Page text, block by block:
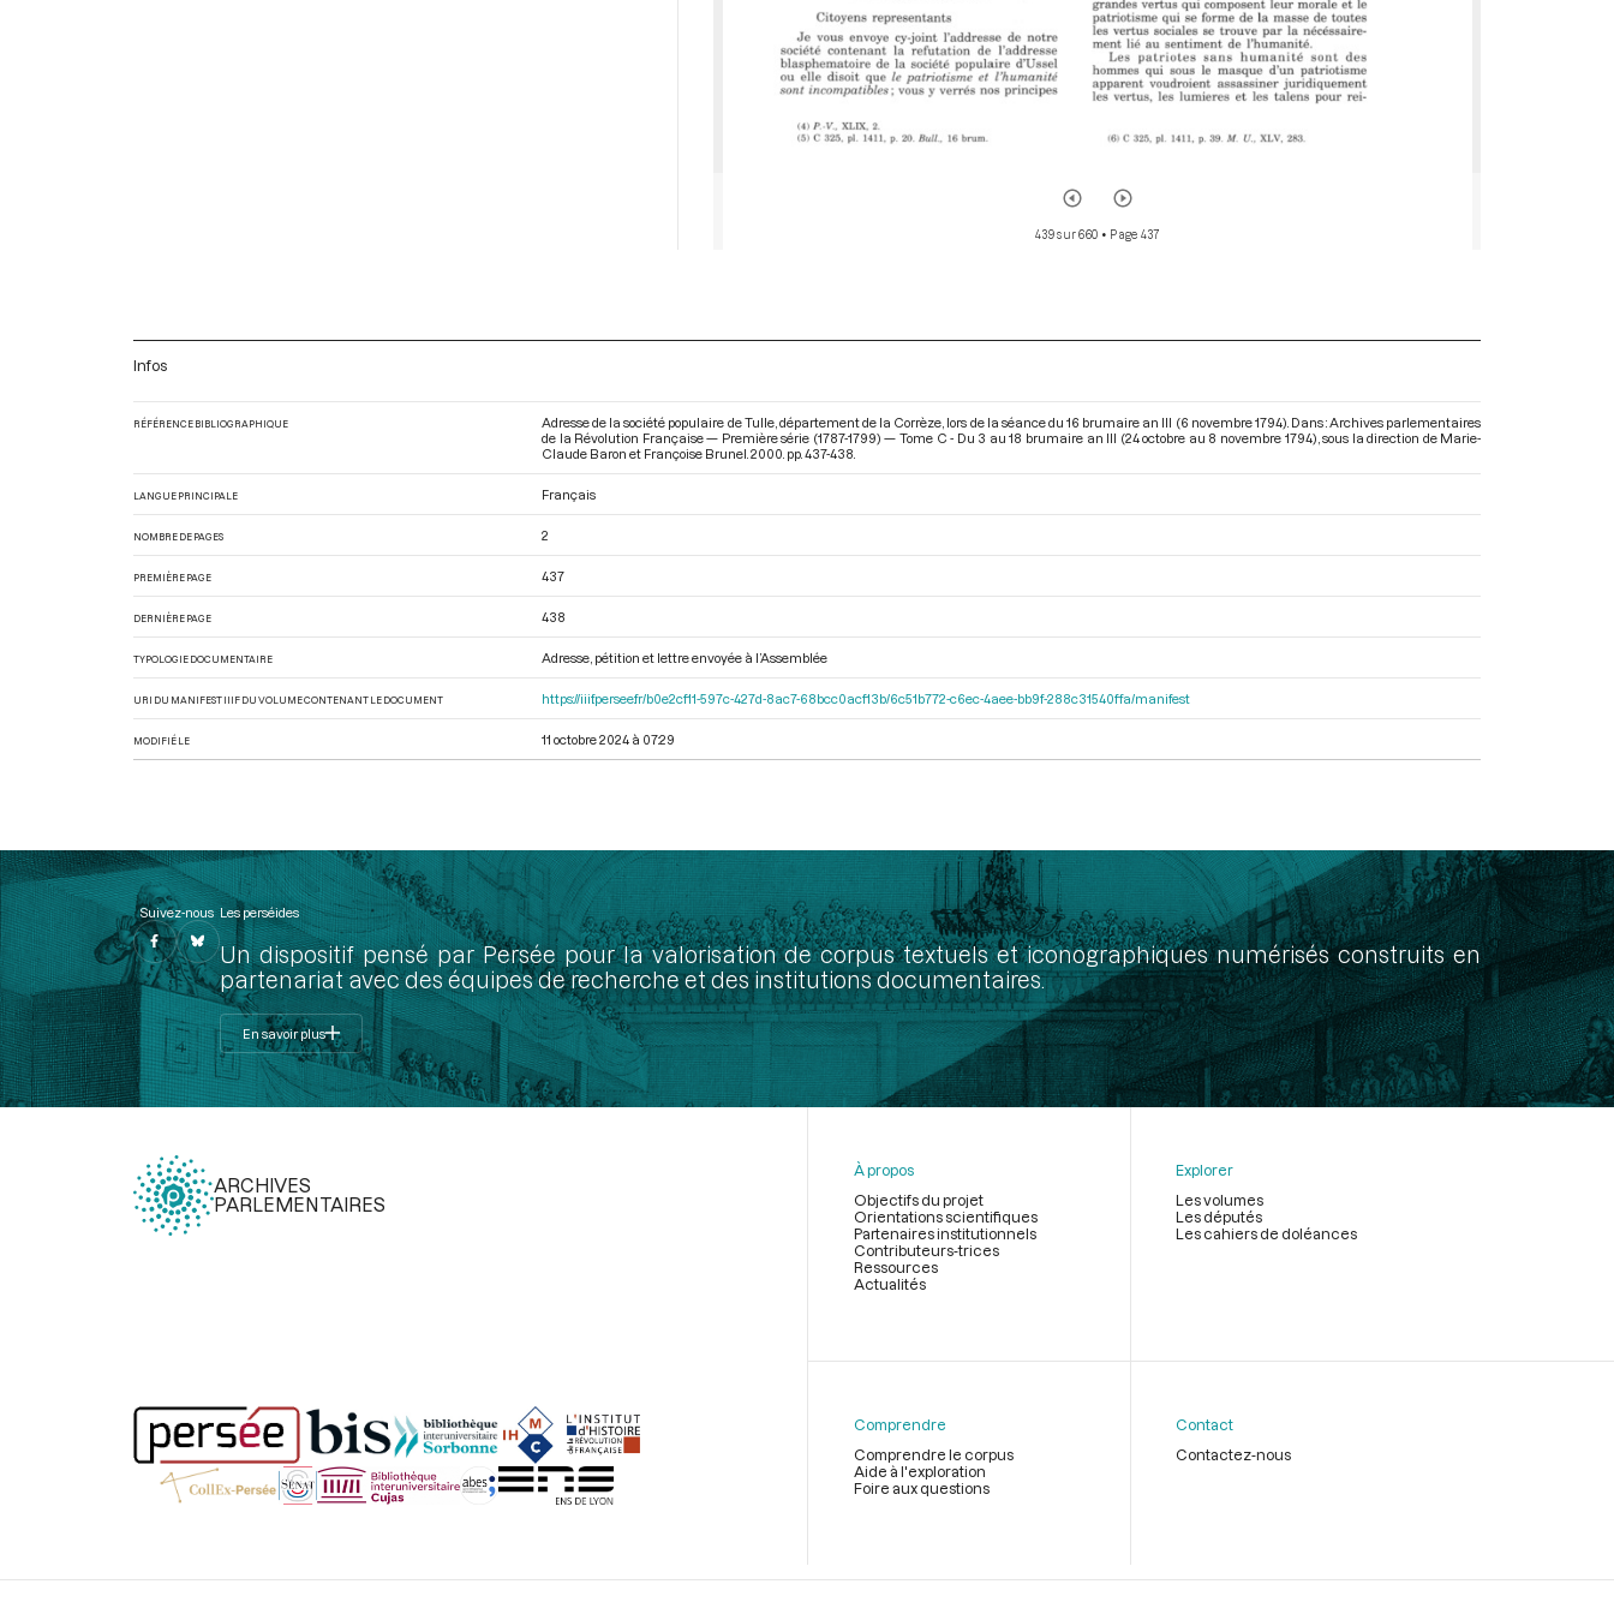
439 sur 660 • Page 437
Infos
RÉFÉRENCE BIBLIOGRAPHIQUE
Adresse de la société populaire de Tulle, département de la Corrèze, lors de la séance du 16 brumaire an III (6 novembre 1794). Dans : Archives parlementaires
de la Révolution Française — Première série (1787-1799) — Tome C - Du 3 au 18 brumaire an III (24 octobre au 8 novembre 1794) , sous la direction de Marie-
Claude Baron et Françoise Brunel. 2000. pp. 437-438.
LANGUE PRINCIPALE Français
NOMBRE DE PAGES 2
PREMIÈRE PAGE 437
DERNIÈRE PAGE 438
TYPOLOGIE DOCUMENTAIRE Adresse, pétition et lettre envoyée à l’Assemblée
URI DU MANIFEST IIIF DU VOLUME CONTENANT LE DOCUMENT https://iiif.persee.fr/b0e2cf11-597c-427d-8ac7-68bcc0acf13b/6c51b772-c6ec-4aee-bb9f-288c31540ffa/manifest
MODIFIÉ LE 11 octobre 2024 à 07:29
Suivez-nous Les perséides
Un dispositif pensé par Persée pour la valorisation de corpus textuels et iconographiques numérisés construits en
partenariat avec des équipes de recherche et des institutions documentaires.
En savoir plus
ARCHIVES
PARLEMENTAIRES
page
À propos
Objectifs du projet
Orientations scientifiques
Partenaires institutionnels
Contributeurs-trices
Ressources
Actualités
Explorer
Les volumes
Les députés
Les cahiers de doléances
Comprendre
Comprendre le corpus
Aide à l'exploration
Foire aux questions
Contact
Contactez-nous
Légal